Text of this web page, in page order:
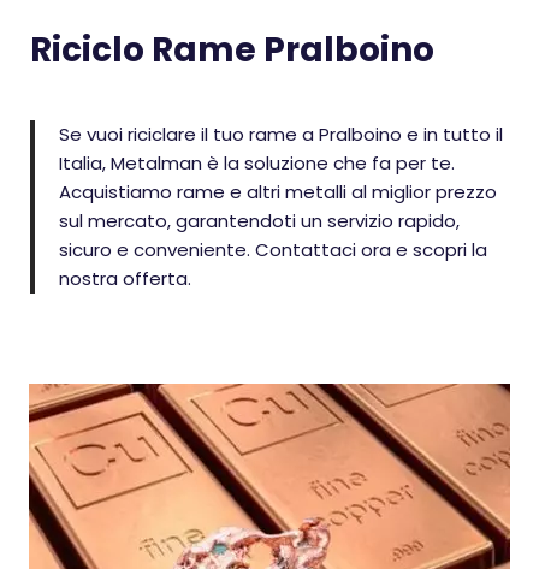
Riciclo Rame Pralboino
Se vuoi riciclare il tuo rame a Pralboino e in tutto il
Italia, Metalman è la soluzione che fa per te.
Acquistiamo rame e altri metalli al miglior prezzo
sul mercato, garantendoti un servizio rapido,
sicuro e conveniente. Contattaci ora e scopri la
nostra offerta.